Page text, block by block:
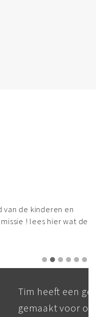
de kinderen en
! lees hier wat de
graffiti
Ze is echt